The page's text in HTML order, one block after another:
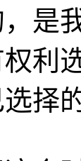
是
利
择